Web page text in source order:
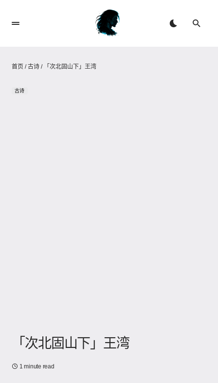
首页 /古诗 / 「次北固山下」王湾
古诗
「次北固山下」王湾
1 minute read